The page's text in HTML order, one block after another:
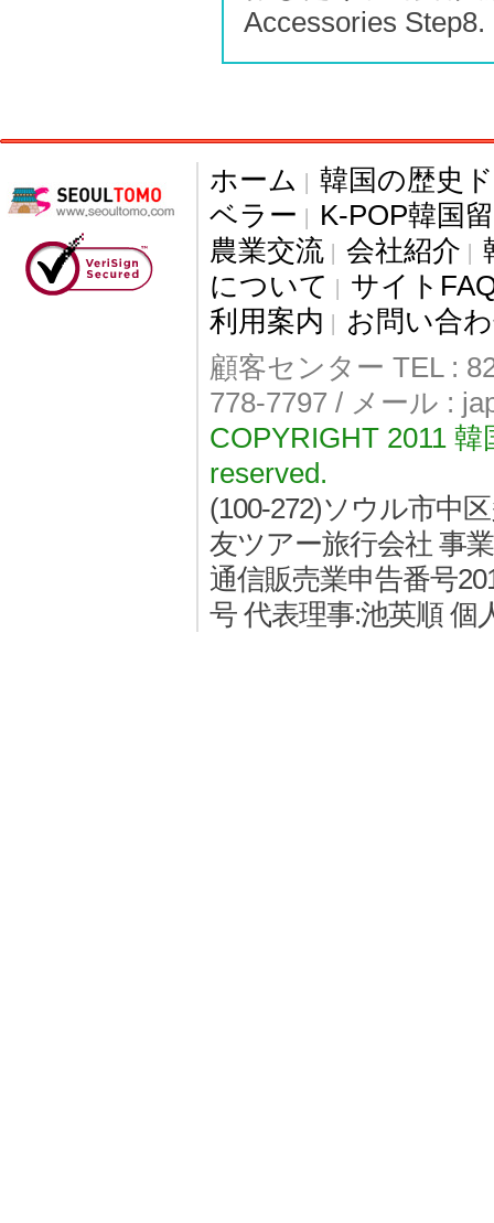
Accessories
ホーム | 韓国の歴史
ベラー | K-POP韓国
農業交流 | 会社紹介 |
について | サイト
利用案内 | お問い合
顧客センター TEL :
778-7797 / メール :
COPYRIGHT 2011
reserved.
(100-272)ソウル市中
友ツアー旅行会社 事
通信販売業申告番号
号 代表理事:池英順 個